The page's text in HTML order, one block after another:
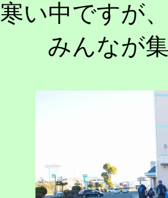
寒い中ですが
みんなが